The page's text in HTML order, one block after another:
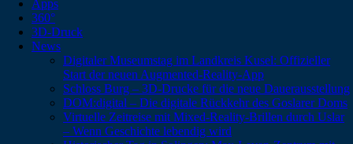
Apps
360°
3D-Druck
News
Digitaler Museumstag im Landkreis Kusel: Offizieller
Start der neuen Augmented-Reality-App
Schloss Burg – 3D-Drucke für die neue Dauerausstellung
DOM:digital – Die digitale Rückkehr des Goslarer Doms
Virtuelle Zeitreise mit Mixed-Reality-Brillen durch Uslar
– Wenn Geschichte lebendig wird